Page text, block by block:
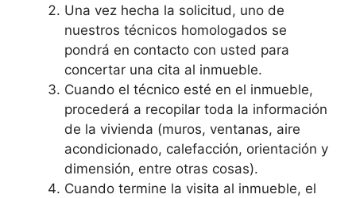
Una vez hecha la solicitud, uno de
nuestros técnicos homologados se
pondrá en contacto con usted para
concertar una cita al inmueble.
Cuando el técnico esté en el inmueble,
procederá a recopilar toda la información
de la vivienda (muros, ventanas, aire
acondicionado, calefacción, orientación y
dimensión, entre otras cosas).
Cuando termine la visita al inmueble, el